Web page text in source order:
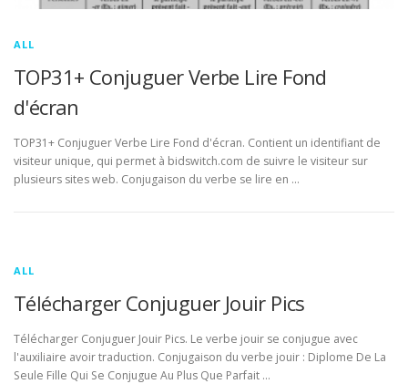
ALL
TOP31+ Conjuguer Verbe Lire Fond
d'écran
TOP31+ Conjuguer Verbe Lire Fond d'écran. Contient un identifiant de
visiteur unique, qui permet à bidswitch.com de suivre le visiteur sur
plusieurs sites web. Conjugaison du verbe se lire en …
ALL
Télécharger Conjuguer Jouir Pics
Télécharger Conjuguer Jouir Pics. Le verbe jouir se conjugue avec
l'auxiliaire avoir traduction. Conjugaison du verbe jouir : Diplome De La
Seule Fille Qui Se Conjugue Au Plus Que Parfait …